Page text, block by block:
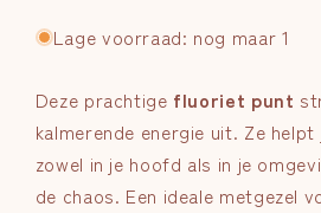
Lage voorraad: nog maar 1
Deze prachtige fluoriet punt
kalmerende energie uit. Ze
zowel in je hoofd als in je
de chaos. Een ideale metgezel